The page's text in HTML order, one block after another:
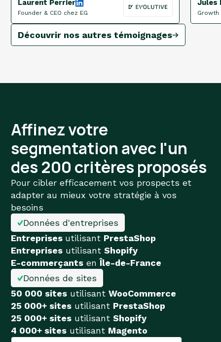
Laurent Perrier
Founder & CEO chez EG
Jules
Growth
Découvrir nos autres témoignages
Affinez votre
segmentation avec l'un
des 200 critères proposés
Pour cibler efficacement vos prospects et
adapter au mieux votre stratégie à vos
besoins
Données d'entreprises
Entreprises utilisant PrestaShop
Entreprises utilisant Shopify
E-commerçants enÎle-de-France
Données de sites
50 000 sites utilisant WooCommerce
25 000+ sites utilisant PrestaShop
25 000+ sites utilisant Shopify
4 000+ sites utilisant Magento